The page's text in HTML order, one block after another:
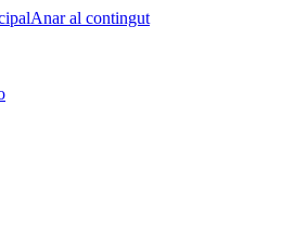
Anar al contingut